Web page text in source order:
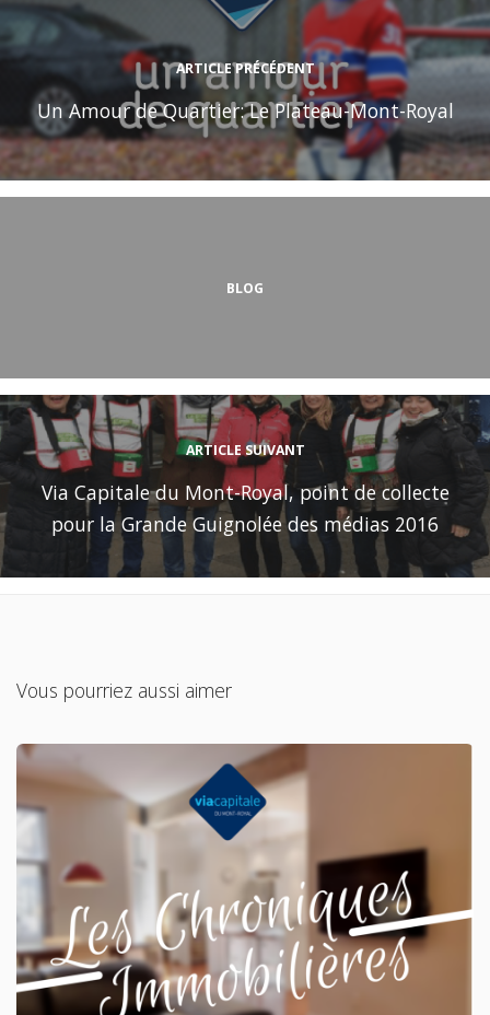
ARTICLE PRÉCÉDENT
Un Amour de Quartier: Le Plateau-Mont-Royal
BLOG
ARTICLE SUIVANT
Via Capitale du Mont-Royal, point de collecte
pour la Grande Guignolée des médias 2016
Vous pourriez aussi aimer